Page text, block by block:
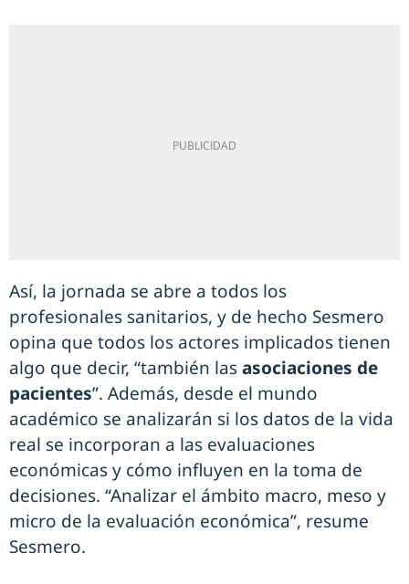
Así, la jornada se abre a todos los
profesionales sanitarios, y de hecho Sesmero
opina que todos los actores implicados tienen
algo que decir, “también lasasociaciones de
pacientes”. Además, desde el mundo
académico se analizarán si los datos de la vida
real se incorporan a las evaluaciones
económicas y cómo influyen en la toma de
decisiones. “Analizar el ámbito macro, meso y
micro de la evaluación económica”, resume
Sesmero.